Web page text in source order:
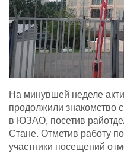
На минувшей неделе
продолжили знакомство
в ЮЗАО, посетив
Стане. Отметив работу
участники посещений